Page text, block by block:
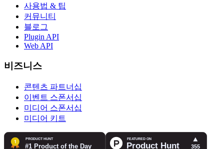
사용법 & 팁
커뮤니티
블로그
Plugin API
Web API
비즈니스
콘텐츠 파트너십
이벤트 스폰서십
미디어 스폰서십
미디어 키트